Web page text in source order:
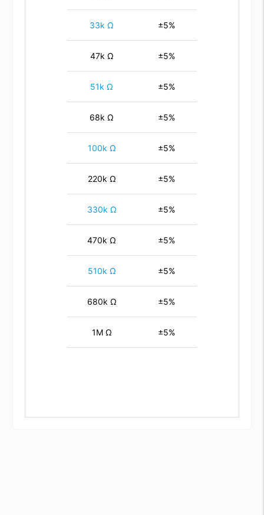
33k Ω ±5%
47k Ω ±5%
51k Ω ±5%
68k Ω ±5%
100k Ω ±5%
220k Ω ±5%
330k Ω ±5%
470k Ω ±5%
510k Ω ±5%
680k Ω ±5%
1M Ω ±5%